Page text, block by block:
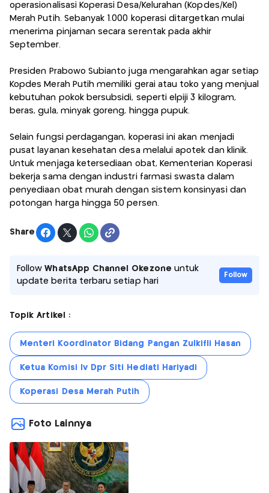
operasionalisasi Koperasi Desa/Kelurahan (Kopdes/Kel)
Merah Putih. Sebanyak 1.000 koperasi ditargetkan mulai
menerima pinjaman secara serentak pada akhir
September.
Presiden Prabowo Subianto juga mengarahkan agar setiap
Kopdes Merah Putih memiliki gerai atau toko yang menjual
kebutuhan pokok bersubsidi, seperti elpiji 3 kilogram,
beras, gula, minyak goreng, hingga pupuk.
Selain fungsi perdagangan, koperasi ini akan menjadi
pusat layanan kesehatan desa melalui apotek dan klinik.
Untuk menjaga ketersediaan obat, Kementerian Koperasi
bekerja sama dengan industri farmasi swasta dalam
penyediaan obat murah dengan sistem konsinyasi dan
potongan harga hingga 50 persen.
Share
FollowWhatsApp Channel Okezone untuk
update berita terbaru setiap hari
Follow
Topik Artikel :
Menteri Koordinator Bidang Pangan Zulkifli Hasan
Ketua Komisi Iv Dpr Siti Hediati Hariyadi
Koperasi Desa Merah Putih
Foto Lainnya